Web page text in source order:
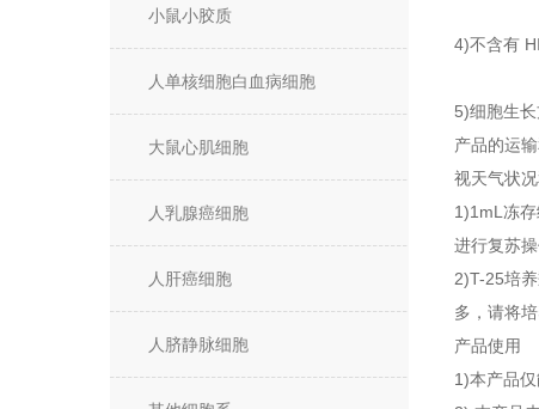
小鼠小胶质
人单核细胞白血病细胞
大鼠心肌细胞
人乳腺癌细胞
人肝癌细胞
人脐静脉细胞
4)不含有
5)细胞生
产品的运
视天气状
1)1mL冻
进行复苏
2)T-25培
多，请将
产品使用
1)本产品